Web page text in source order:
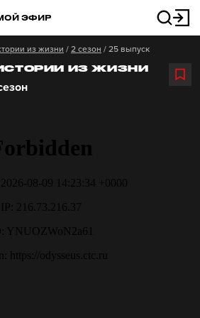
ЭФИР
из жизни / 2 сезон / 25 выпуск
ИЗ ЖИЗНИ